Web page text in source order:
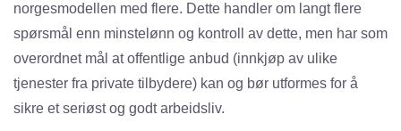
norgesmodellen med flere. Dette handler om langt flere
spørsmål enn minstelønn og kontroll av dette, men har som
overordnet mål at offentlige anbud (innkjøp av ulike
tjenester fra private tilbydere) kan og bør utformes for å
sikre et seriøst og godt arbeidsliv.